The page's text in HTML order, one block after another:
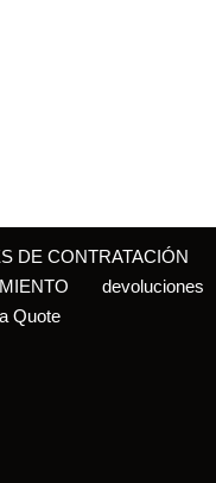
DE CONTRATACIÓN
devoluciones
Quote